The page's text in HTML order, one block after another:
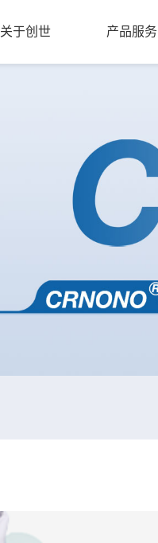
关于创世 产品服务